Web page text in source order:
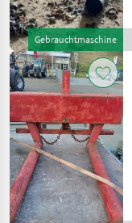
Gebrauchtmaschine